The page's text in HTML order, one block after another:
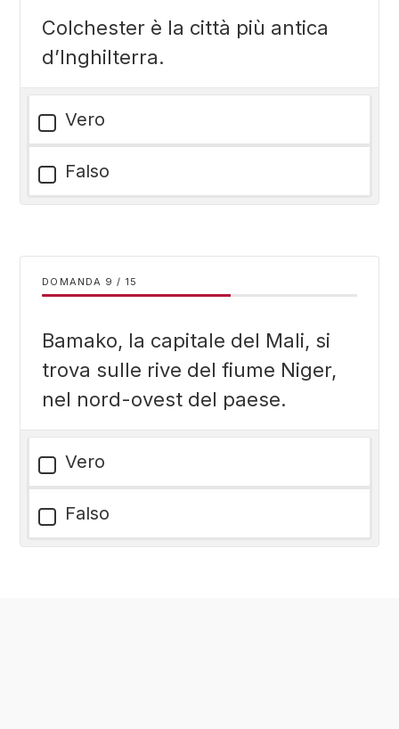
Colchester è la città più antica
d’Inghilterra.
Vero
Falso
DOMANDA / 15
Bamako, la capitale del Mali, si
trova sulle rive del fiume Niger,
nel nord-ovest del paese.
Vero
Falso